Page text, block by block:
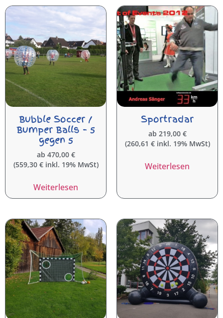
Bubble Soccer /
Bumper Balls – 5
gegen 5
ab 470,00 €
(559,30 €inkl. 19% MwSt)
Weiterlesen
Sportradar
ab 219,00 €
(260,61 €inkl. 19% MwSt)
Weiterlesen